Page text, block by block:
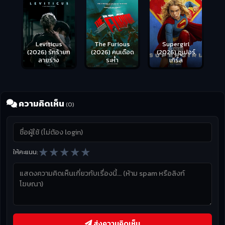
Leviticus
(2026) รักร้ายก
ลายร่าง
The Furious
(2026) คนเดือด
ระห่ำ
Supergirl
(2026) ซูเปอร์
เกิร์ล
ความคิดเห็น (0)
ให้คะแนน:★★★★★